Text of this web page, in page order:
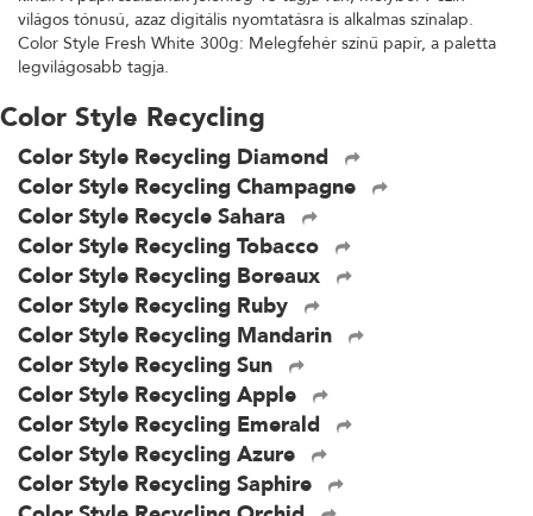
világos tónusú, azaz digitális nyomtatásra is alkalmas színalap.
Color Style Fresh White 300g: Melegfehér színű papír, a paletta
legvilágosabb tagja.
Color Style Recycling
Color Style Recycling Diamond
Color Style Recycling Champagne
Color Style Recycle Sahara
Color Style Recycling Tobacco
Color Style Recycling Boreaux
Color Style Recycling Ruby
Color Style Recycling Mandarin
Color Style Recycling Sun
Color Style Recycling Apple
Color Style Recycling Emerald
Color Style Recycling Azure
Color Style Recycling Saphire